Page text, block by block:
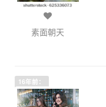
素面朝天
16年前：